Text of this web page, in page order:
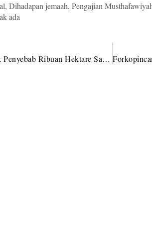
, Dihadapan jemaah, Pengajian
ada
Wabup Madina Cek Penyebab Ribuan Hektare Sawah Terancam Gagal Tanam